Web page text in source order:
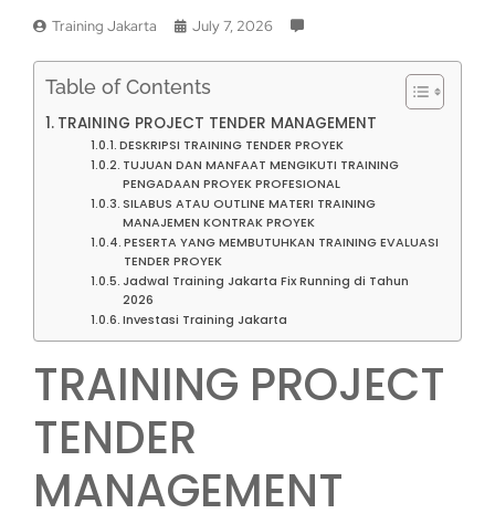
Training Jakarta July 7, 2026
Table of Contents
TRAINING PROJECT TENDER MANAGEMENT
DESKRIPSI TRAINING TENDER PROYEK
TUJUAN DAN MANFAAT MENGIKUTI TRAINING
PENGADAAN PROYEK PROFESIONAL
SILABUS ATAU OUTLINE MATERI TRAINING
MANAJEMEN KONTRAK PROYEK
PESERTA YANG MEMBUTUHKAN TRAINING EVALUASI
TENDER PROYEK
Jadwal Training Jakarta Fix Running di Tahun
2026
Investasi Training Jakarta
TRAINING PROJECT
TENDER
MANAGEMENT